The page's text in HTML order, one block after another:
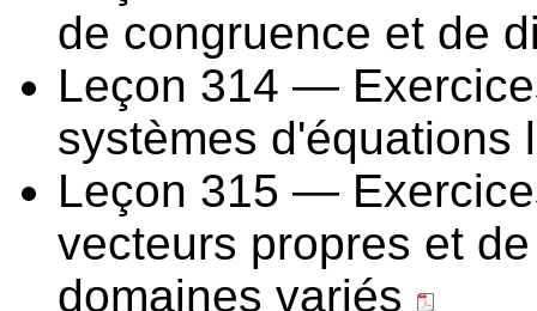
de congruence et de
Leçon 314 —
systèmes d'équations
Leçon 315 —
vecteurs propres et
domaines variés